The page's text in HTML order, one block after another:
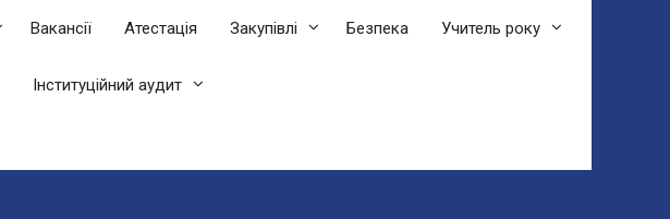
Вакансії Атестація Закупівлі Безпека Учитель року
Інституційний аудит